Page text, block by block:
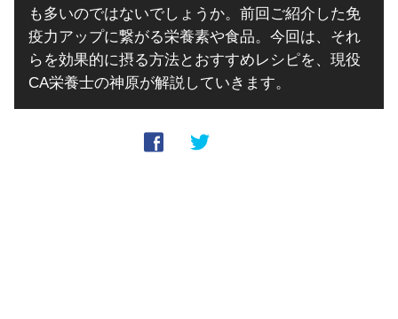
も多いのではないでしょうか。前回ご紹介した免
疫力アップに繋がる栄養素や食品。今回は、それ
らを効果的に摂る方法とおすすめレシピを、現役
CA栄養士の神原が解説していきます。